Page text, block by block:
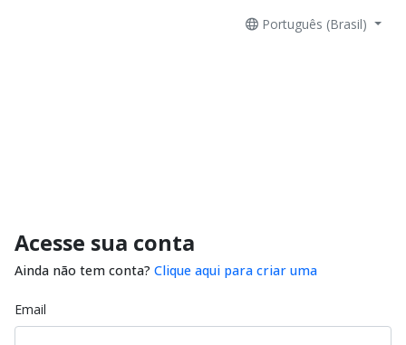
Português (Brasil)
Acesse sua conta
Ainda não tem conta? Clique aqui para criar uma
Email